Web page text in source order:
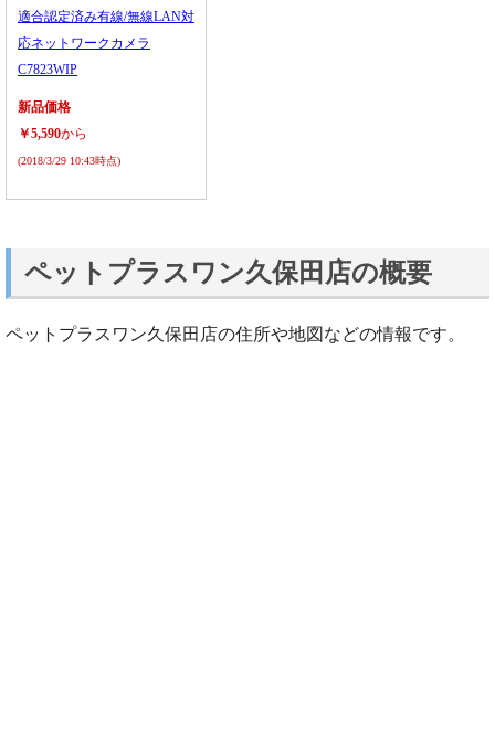
適合認定済み有線/無線LAN対
応ネットワークカメラ
C7823WIP
新品価格
￥5,590から
(2018/3/29 10:43時点)
ペットプラスワン久保田店の概要
ペットプラスワン久保田店の住所や地図などの情報です。